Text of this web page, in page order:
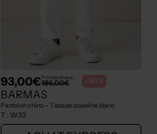
93,00€Prix boutique :
186,00€ -50%
BARMAS
Pantalon chino - Tissage popeline blanc
T : W33